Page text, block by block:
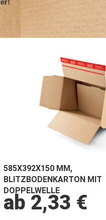
585X392X150 MM,
BLITZBODENKARTON MIT
DOPPELWELLE
ab 2,33 €